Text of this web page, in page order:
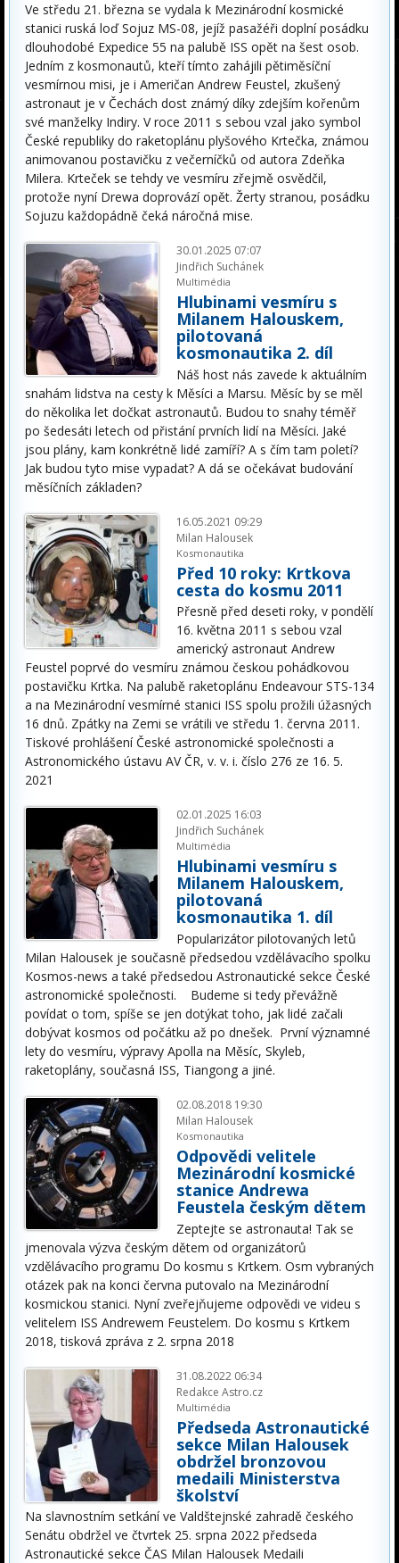
Ve středu 21. března se vydala k Mezinárodní kosmické
stanici ruská loď Sojuz MS-08, jejíž pasažéři doplní posádku
dlouhodobé Expedice 55 na palubě ISS opět na šest osob.
Jedním z kosmonautů, kteří tímto zahájili pětiměsíční
vesmírnou misi, je i Američan Andrew Feustel, zkušený
astronaut je v Čechách dost známý díky zdejším kořenům
své manželky Indiry. V roce 2011 s sebou vzal jako symbol
České republiky do raketoplánu plyšového Krtečka, známou
animovanou postavičku z večerníčků od autora Zdeňka
Milera. Krteček se tehdy ve vesmíru zřejmě osvědčil,
protože nyní Drewa doprovází opět. Žerty stranou, posádku
Sojuzu každopádně čeká náročná mise.
30.01.2025 07:07
Jindřich Suchánek
Multimédia
Hlubinami vesmíru s
Milanem Halouskem,
pilotovaná
kosmonautika 2. díl
Náš host nás zavede k aktuálním
snahám lidstva na cesty k Měsíci a Marsu. Měsíc by se měl
do několika let dočkat astronautů. Budou to snahy téměř
po šedesáti letech od přistání prvních lidí na Měsíci. Jaké
jsou plány, kam konkrétně lidé zamíří? A s čím tam poletí?
Jak budou tyto mise vypadat? A dá se očekávat budování
měsíčních základen?
16.05.2021 09:29
Milan Halousek
Kosmonautika
Před 10 roky: Krtkova
cesta do kosmu 2011
Přesně před deseti roky, v pondělí
16. května 2011 s sebou vzal
americký astronaut Andrew
Feustel poprvé do vesmíru známou českou pohádkovou
postavičku Krtka. Na palubě raketoplánu Endeavour STS-134
a na Mezinárodní vesmírné stanici ISS spolu prožili úžasných
16 dnů. Zpátky na Zemi se vrátili ve středu 1. června 2011.
Tiskové prohlášení České astronomické společnosti a
Astronomického ústavu AV ČR, v. v. i. číslo 276 ze 16. 5.
2021
02.01.2025 16:03
Jindřich Suchánek
Multimédia
Hlubinami vesmíru s
Milanem Halouskem,
pilotovaná
kosmonautika 1. díl
Popularizátor pilotovaných letů
Milan Halousek je současně předsedou vzdělávacího spolku
Kosmos-news a také předsedou Astronautické sekce České
astronomické společnosti. Budeme si tedy převážně
povídat o tom, spíše se jen dotýkat toho, jak lidé začali
dobývat kosmos od počátku až po dnešek. První významné
lety do vesmíru, výpravy Apolla na Měsíc, Skyleb,
raketoplány, současná ISS, Tiangong a jiné.
02.08.2018 19:30
Milan Halousek
Kosmonautika
Odpovědi velitele
Mezinárodní kosmické
stanice Andrewa
Feustela českým dětem
Zeptejte se astronauta! Tak se
jmenovala výzva českým dětem od organizátorů
vzdělávacího programu Do kosmu s Krtkem. Osm vybraných
otázek pak na konci června putovalo na Mezinárodní
kosmickou stanici. Nyní zveřejňujeme odpovědi ve videu s
velitelem ISS Andrewem Feustelem. Do kosmu s Krtkem
2018, tisková zpráva z 2. srpna 2018
31.08.2022 06:34
Redakce Astro.cz
Multimédia
Předseda Astronautické
sekce Milan Halousek
obdržel bronzovou
medaili Ministerstva
školství
Na slavnostním setkání ve Valdštejnské zahradě českého
Senátu obdržel ve čtvrtek 25. srpna 2022 předseda
Astronautické sekce ČAS Milan Halousek Medaili